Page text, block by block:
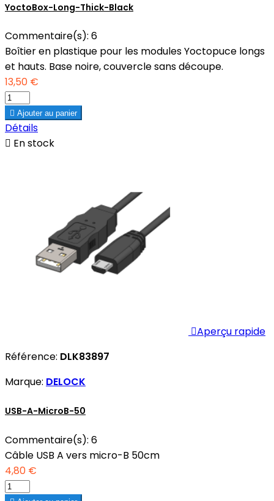
YoctoBox-Long-Thick-Black
Commentaire(s): 6
Boîtier en plastique pour les modules Yoctopuce longs
et hauts. Base noire, couvercle sans découpe.
13,50 €
 Ajouter au panier
Détails
 En stock
Aperçu rapide
Référence: DLK83897
Marque: DELOCK
USB-A-MicroB-50
Commentaire(s): 6
Câble USB A vers micro-B 50cm
4,80 €